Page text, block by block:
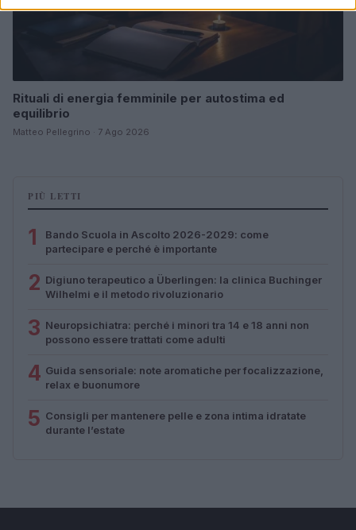
Rituali di energia femminile per autostima ed
equilibrio
Matteo Pellegrino · 7 Ago 2026
PIÙ LETTI
1
Bando Scuola in Ascolto 2026-2029: come
partecipare e perché è importante
2 Digiuno terapeutico a Überlingen: la clinica Buchinger
Wilhelmi e il metodo rivoluzionario
3 Neuropsichiatra: perché i minori tra 14 e 18 anni non
possono essere trattati come adulti
4 Guida sensoriale: note aromatiche per focalizzazione,
relax e buonumore
5 Consigli per mantenere pelle e zona intima idratate
durante l’estate